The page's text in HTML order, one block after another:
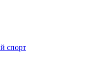
спорт